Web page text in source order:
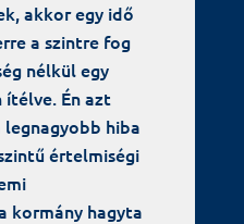
akkor egy idő
a szintre fog
nélkül egy
ítélve. Én azt
hiba
értelmiségi
kormány hagyta